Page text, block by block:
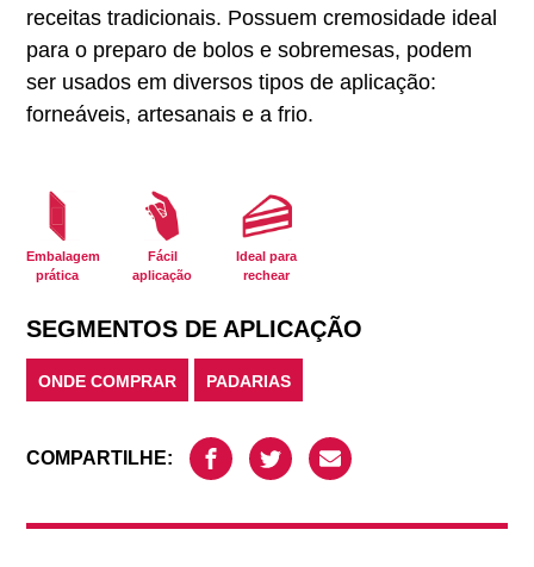
receitas tradicionais. Possuem cremosidade ideal
para o preparo de bolos e sobremesas, podem
ser usados em diversos tipos de aplicação:
forneáveis, artesanais e a frio.
Embalagem
prática
Fácil
aplicação
Ideal para
rechear
SEGMENTOS DE APLICAÇÃO
ONDE COMPRAR PADARIAS
COMPARTILHE: